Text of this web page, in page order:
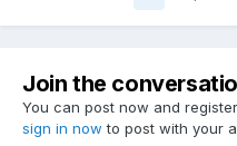
Join the
You can post now and
sign in now to post with your